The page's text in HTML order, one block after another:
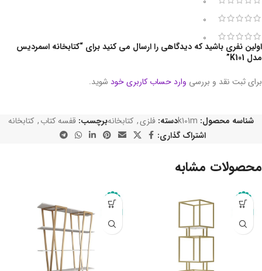
0
0
اولین نفری باشید که دیدگاهی را ارسال می کنید برای “کتابخانه اسمردیس
مدل K101”
برای ثبت نقد و بررسی وارد حساب کاربری خود شوید.
شناسه محصول: k101mدسته: فلزی, کتابخانهبرچسب: قفسه کتاب, کتابخانه
اشتراک گذاری:
محصولات مشابه
-10%